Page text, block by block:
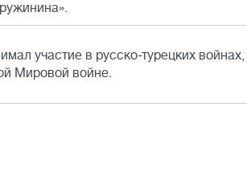
участие в русско-турецких
Мировой войне.